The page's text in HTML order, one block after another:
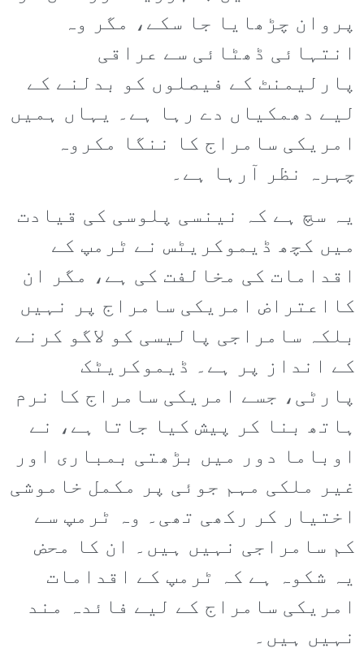
پروان چڑھایا جا سکے، مگر وہ
انتہائی ڈھٹائی سے عراقی
پارلیمنٹ کے فیصلوں کو بدلنے کے
لیے دھمکیاں دے رہا ہے۔ یہاں ہمیں
امریکی سامراج کا ننگا مکروہ
چہرہ نظر آرہا ہے۔
یہ سچ ہے کہ نینسی پلوسی کی قیادت
میں کچھ ڈیموکریٹس نے ٹرمپ کے
اقدامات کی مخالفت کی ہے، مگر ان
کااعتراض امریکی سامراج پر نہیں
بلکہ سامراجی پالیسی کو لاگو کرنے
کے انداز پر ہے۔ ڈیموکریٹک
پارٹی، جسے امریکی سامراج کا نرم
ہاتھ بنا کر پیش کیا جاتا ہے، نے
اوباما دور میں بڑھتی بمباری اور
غیر ملکی مہم جوئی پر مکمل خاموشی
اختیار کر رکھی تھی۔ وہ ٹرمپ سے
کم سامراجی نہیں ہیں۔ ان کا محض
یہ شکوہ ہے کہ ٹرمپ کے اقدامات
امریکی سامراج کے لیے فائدہ مند
نہیں ہیں۔